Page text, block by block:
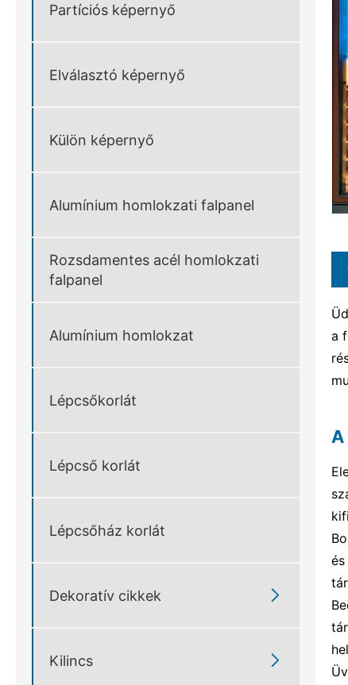
Partíciós képernyő
Elválasztó képernyő
Külön képernyő
Alumínium homlokzati falpanel
Rozsdamentes acél homlokzati
falpanel
Alumínium homlokzat
Lépcsőkorlát
Lépcső korlát
Lépcsőház korlát
Dekoratív cikkek 
Kilincs 
a